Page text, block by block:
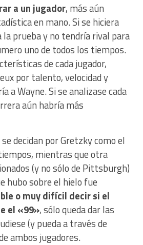
a un jugador, más aún
en mano. Si se hiciera
prueba y no tendría rival para
uno de todos los tiempos.
de cada jugador,
por talento, velocidad y
a Wayne. Si se analizase cada
aún habría más
decidan por Gretzky como el
mientras que otra
(y no sólo de Pittsburgh)
hubo sobre el hielo fue
o muy difícil decir si el
el «99», sólo queda dar las
(y pueda a través de
ambos jugadores.